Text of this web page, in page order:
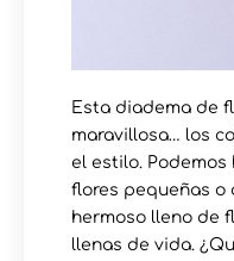
Esta diadema de
maravillosa… los
el estilo. Podemos
flores pequeñas o
hermoso lleno de
llenas de vida.